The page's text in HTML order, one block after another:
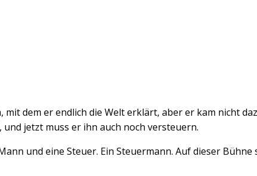
dem er endlich die Welt er­klärt, aber er kam nicht
jetzt muss er ihn auch noch versteuern.
und eine Steuer. Ein Steuermann. Auf dieser